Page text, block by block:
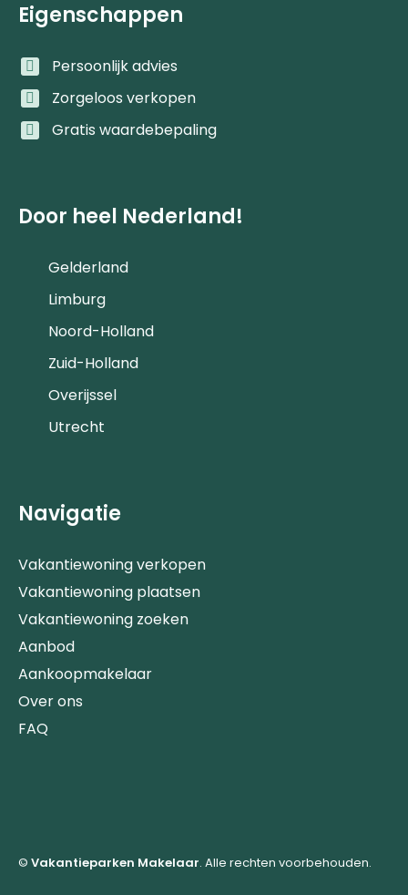
Eigenschappen
Persoonlijk advies
Zorgeloos verkopen
Gratis waardebepaling
Door heel Nederland!
Gelderland
Limburg
Noord-Holland
Zuid-Holland
Overijssel
Utrecht
Navigatie
Vakantiewoning verkopen
Vakantiewoning plaatsen
Vakantiewoning zoeken
Aanbod
Aankoopmakelaar
Over ons
FAQ
© Vakantieparken Makelaar. Alle rechten voorbehouden.